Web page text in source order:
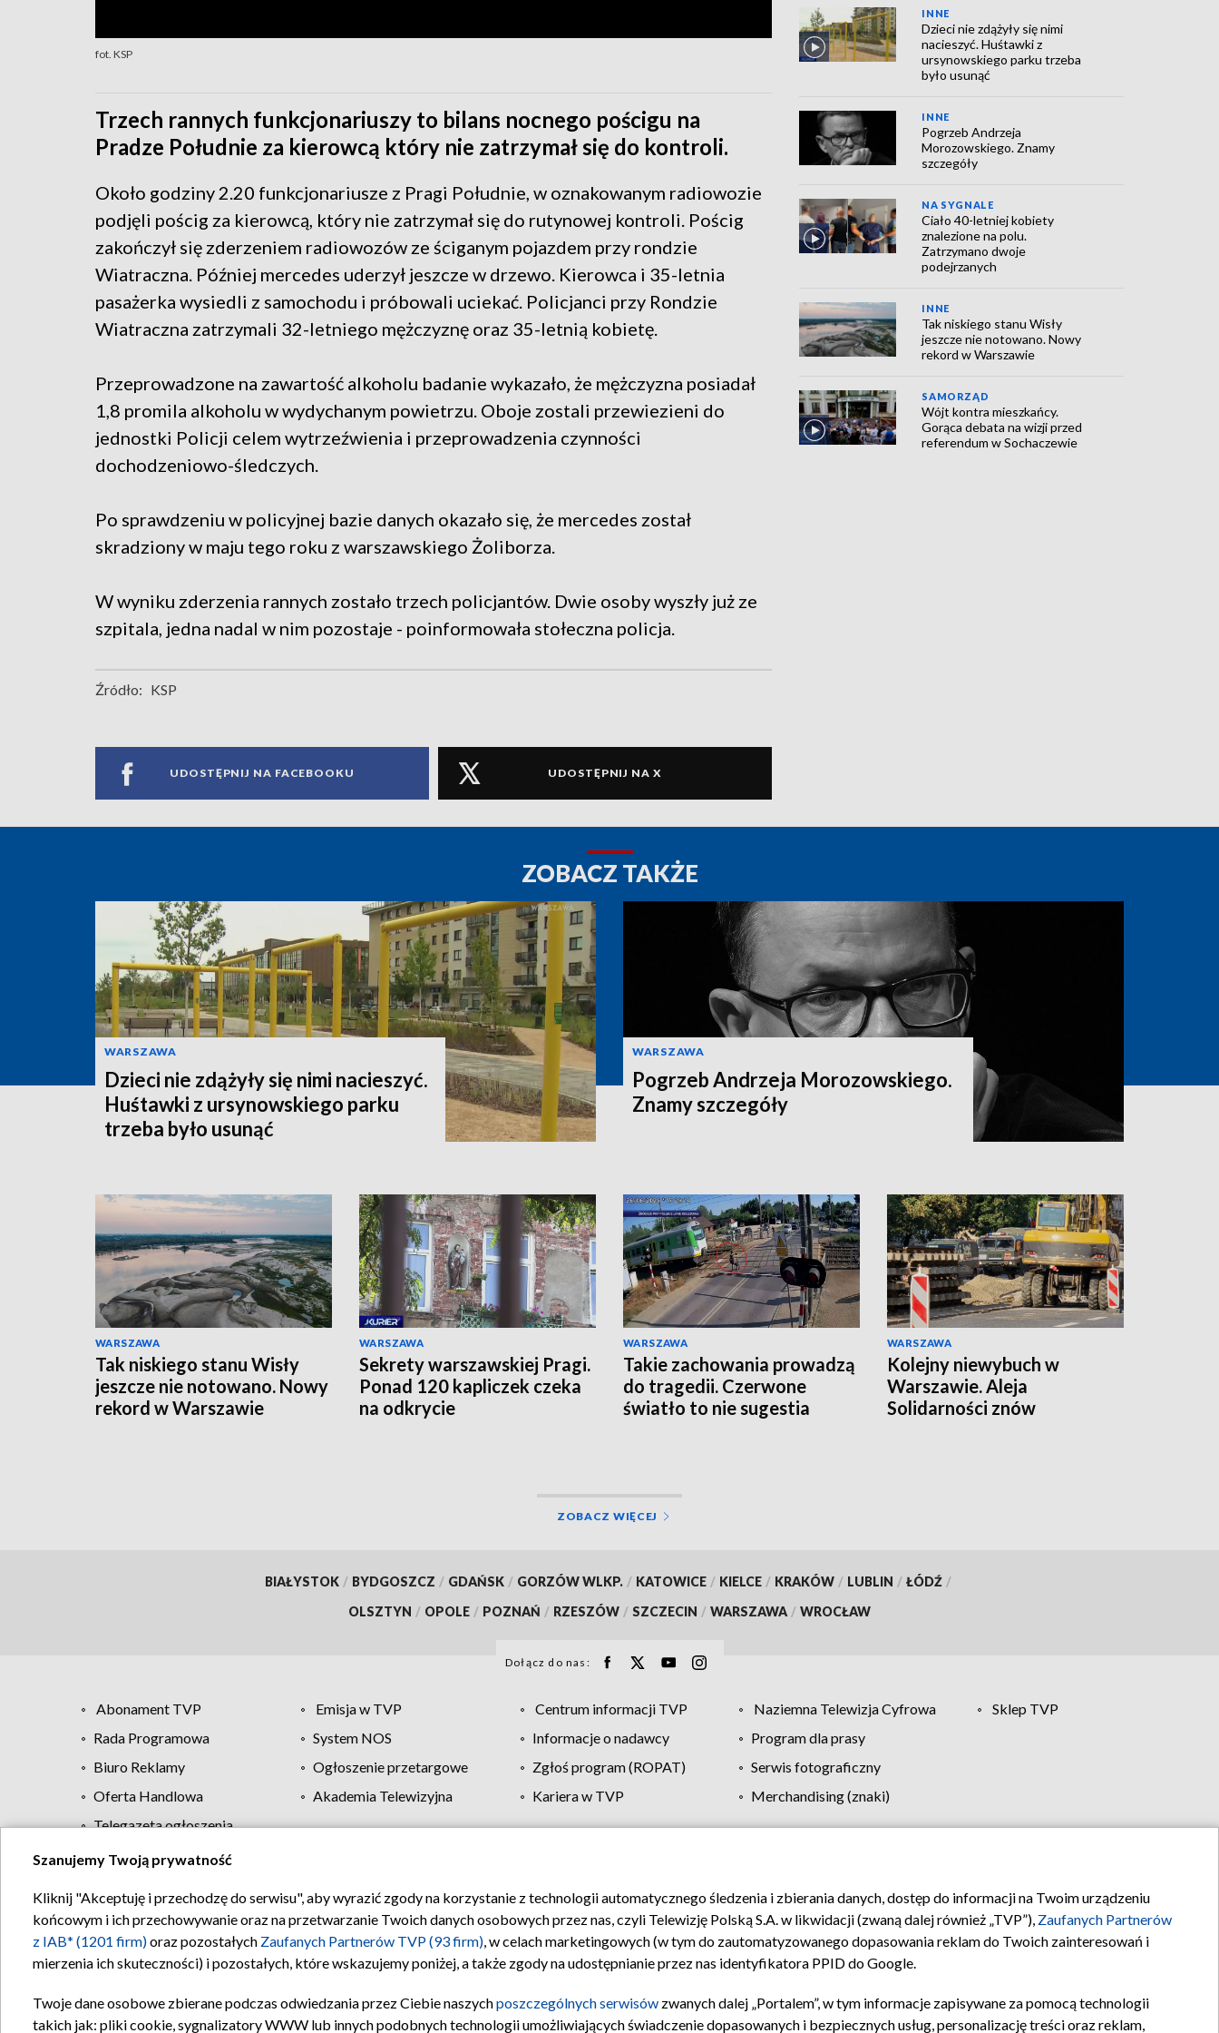
fot. KSP
Trzech rannych funkcjonariuszy to bilans nocnego pościgu na
Pradze Południe za kierowcą który nie zatrzymał się do kontroli.
Około godziny 2.20 funkcjonariusze z Pragi Południe, w oznakowanym radiowozie
podjęli pościg za kierowcą, który nie zatrzymał się do rutynowej kontroli. Pościg
zakończył się zderzeniem radiowozów ze ściganym pojazdem przy rondzie
Wiatraczna. Później mercedes uderzył jeszcze w drzewo. Kierowca i 35-letnia
pasażerka wysiedli z samochodu i próbowali uciekać. Policjanci przy Rondzie
Wiatraczna zatrzymali 32-letniego mężczyznę oraz 35-letnią kobietę.
Przeprowadzone na zawartość alkoholu badanie wykazało, że mężczyzna posiadał
1,8 promila alkoholu w wydychanym powietrzu. Oboje zostali przewiezieni do
jednostki Policji celem wytrzeźwienia i przeprowadzenia czynności
dochodzeniowo-śledczych.
Po sprawdzeniu w policyjnej bazie danych okazało się, że mercedes został
skradziony w maju tego roku z warszawskiego Żoliborza.
W wyniku zderzenia rannych zostało trzech policjantów. Dwie osoby wyszły już ze
szpitala, jedna nadal w nim pozostaje - poinformowała stołeczna policja.
Źródło: KSP
UDOSTĘPNIJ NA FACEBOOKU UDOSTĘPNIJ NA X
INNE
Dzieci nie zdążyły się nimi
nacieszyć. Huśtawki z
ursynowskiego parku trzeba
było usunąć
INNE
Pogrzeb Andrzeja
Morozowskiego. Znamy
szczegóły
NA SYGNALE
Ciało 40-letniej kobiety
znalezione na polu.
Zatrzymano dwoje
podejrzanych
INNE
Tak niskiego stanu Wisły
jeszcze nie notowano. Nowy
rekord w Warszawie
SAMORZĄD
Wójt kontra mieszkańcy.
Gorąca debata na wizji przed
referendum w Sochaczewie
ZOBACZ TAKŻE
WARSZAWA
Dzieci nie zdążyły się nimi nacieszyć.
Huśtawki z ursynowskiego parku
trzeba było usunąć
WARSZAWA
Pogrzeb Andrzeja Morozowskiego.
Znamy szczegóły
WARSZAWA
Tak niskiego stanu Wisły
jeszcze nie notowano. Nowy
rekord w Warszawie
WARSZAWA
Sekrety warszawskiej Pragi.
Ponad 120 kapliczek czeka
na odkrycie
WARSZAWA
Takie zachowania prowadzą
do tragedii. Czerwone
światło to nie sugestia
WARSZAWA
Kolejny niewybuch w
Warszawie. Aleja
Solidarności znów
ZOBACZ WIĘCEJ
BIAŁYSTOK / BYDGOSZCZ / GDAŃSK / GORZÓW WLKP. / KATOWICE / KIELCE / KRAKÓW / LUBLIN / ŁÓDŹ /
OLSZTYN / OPOLE / POZNAŃ / RZESZÓW / SZCZECIN / WARSZAWA / WROCŁAW
Dołącz do nas:
Abonament TVP Emisja w TVP Centrum informacji TVP Naziemna Telewizja Cyfrowa
Sklep TVP
Rada Programowa
System NOS Informacje o nadawcy
Program dla prasy
Biuro Reklamy
Ogłoszenie przetargowe Zgłoś program (ROPAT)
Serwis fotograficzny
Oferta Handlowa
Akademia Telewizyjna Kariera w TVP
Merchandising (znaki)
Telegazeta ogłoszenia
Regulamin TVP Polityka prywatności Moje zgody Pomoc Biuro reklamy Kontakt
Szanujemy Twoją prywatność
Kliknij "Akceptuję i przechodzę do serwisu", aby wyrazić zgody na korzystanie z technologii automatycznego śledzenia i zbierania danych, dostęp do informacji na Twoim urządzeniu
końcowym i ich przechowywanie oraz na przetwarzanie Twoich danych osobowych przez nas, czyli Telewizję Polską S.A. w likwidacji (zwaną dalej również „TVP”), Zaufanych Partnerów
z IAB* (1201 firm)oraz pozostałych Zaufanych Partnerów TVP (93 firm), w celach marketingowych (w tym do zautomatyzowanego dopasowania reklam do Twoich zainteresowań i
mierzenia ich skuteczności) i pozostałych, które wskazujemy poniżej, a także zgody na udostępnianie przez nas identyfikatora PPID do Google.
Twoje dane osobowe zbierane podczas odwiedzania przez Ciebie naszychposzczególnych serwisów zwanych dalej „Portalem”, w tym informacje zapisywane za pomocą technologii
takich jak: pliki cookie, sygnalizatory WWW lub innych podobnych technologii umożliwiających świadczenie dopasowanych i bezpiecznych usług, personalizację treści oraz reklam,